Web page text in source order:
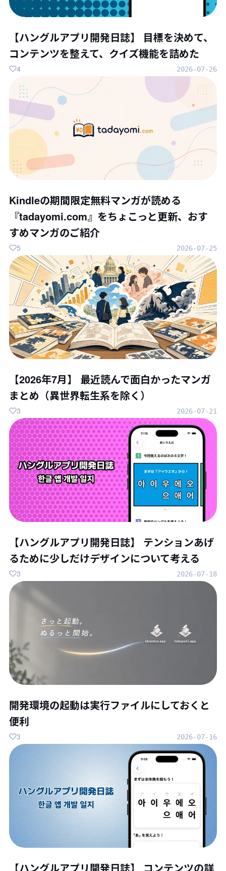
【ハングルアプリ開発日誌】 目標を決めて、
コンテンツを整えて、クイズ機能を詰めた
2026-07-26
4
Kindleの期間限定無料マンガが読める
『tadayomi.com』をちょこっと更新、おす
すめマンガのご紹介
2026-07-25
5
【2026年7月】 最近読んで面白かったマンガ
まとめ（異世界転生系を除く）
2026-07-21
3
【ハングルアプリ開発日誌】 テンションあげ
るために少しだけデザインについて考える
2026-07-18
3
開発環境の起動は実行ファイルにしておくと
便利
2026-07-16
3
【ハングルアプリ開発日誌】 コンテンツの詳